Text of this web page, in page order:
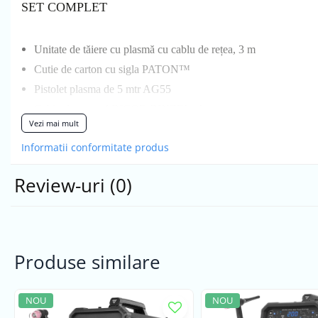
SET COMPLET
Unitate de tăiere cu plasmă cu cablu de rețea, 3 m
Cutie de carton cu sigla PATON™
Pistolet plasma de 5 mtr AG55
Filtru aer
Manual de utilizare
Vezi mai mult
Informatii conformitate produs
Review-uri (0)
Produse similare
NOU NOU